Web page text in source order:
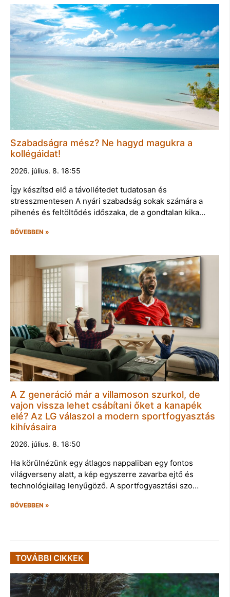
Szabadságra mész? Ne hagyd magukra a
kollégáidat!
2026. július. 8. 18:55
Így készítsd elő a távollétedet tudatosan és
stresszmentesen A nyári szabadság sokak számára a
pihenés és feltöltődés időszaka, de a gondtalan kika…
BŐVEBBEN »
A Z generáció már a villamoson szurkol, de
vajon vissza lehet csábítani őket a kanapék
elé? Az LG válaszol a modern sportfogyasztás
kihívásaira
2026. július. 8. 18:50
Ha körülnézünk egy átlagos nappaliban egy fontos
világverseny alatt, a kép egyszerre zavarba ejtő és
technológiailag lenyűgöző. A sportfogyasztási szo…
BŐVEBBEN »
TOVÁBBI CIKKEK